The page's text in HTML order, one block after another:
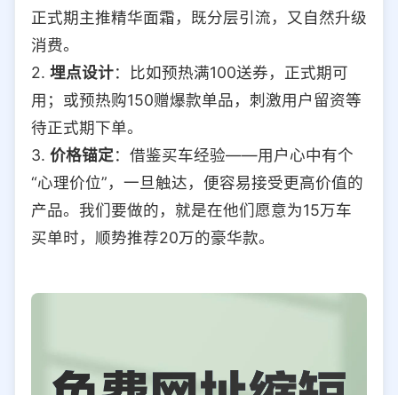
正式期主推精华面霜，既分层引流，又自然升级
消费。
2. 埋点设计：比如预热满100送券，正式期可
用；或预热购150赠爆款单品，刺激用户留资等
待正式期下单。
3. 价格锚定：借鉴买车经验——用户心中有个
“心理价位”，一旦触达，便容易接受更高价值的
产品。我们要做的，就是在他们愿意为15万车
买单时，顺势推荐20万的豪华款。